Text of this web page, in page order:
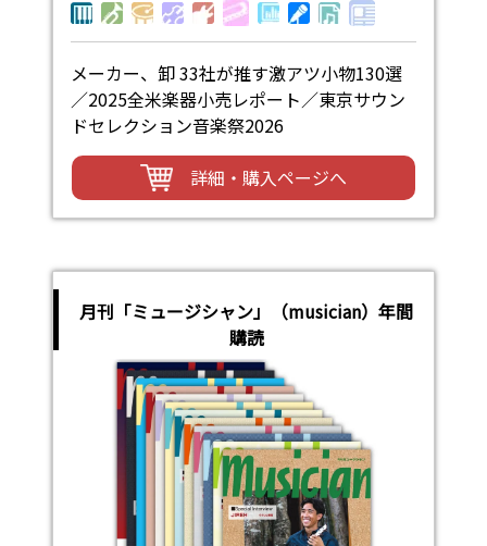
メーカー、卸 33社が推す激アツ小物130選
／2025全米楽器小売レポート／東京サウン
ドセレクション音楽祭2026
詳細・購入ページへ
月刊「ミュージシャン」（musician）年間
購読